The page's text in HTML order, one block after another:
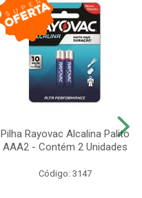
Pilha Rayovac Alcalina Palito
AAA2 - Contém 2 Unidades
Código: 3147